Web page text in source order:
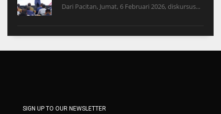
Dari Pacitan, Jumat, 6 Februari 2026, diskursus...
SIGN UP TO OUR NEWSLETTER